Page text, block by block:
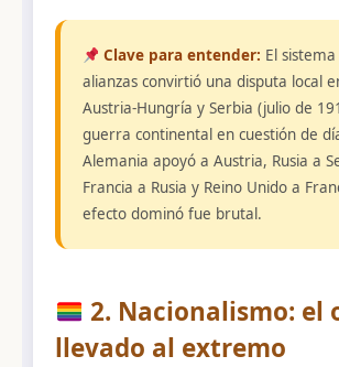
Clave para entender: El
alianzas convirtió una disputa local
Austria-Hungría y Serbia (julio de
guerra continental en cuestión de
Alemania apoyó a Austria, Rusia a
Francia a Rusia y Reino Unido a
efecto dominó fue brutal.
2. Nacionalismo: el
llevado al extremo